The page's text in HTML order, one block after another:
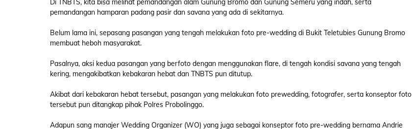
Di TNBTS, kita bisa melihat pemandangan alam Gunung Bromo dan Gunung Semeru yang indah, serta
pemandangan hamparan padang pasir dan savana yang ada di sekitarnya.
Belum lama ini, sepasang pasangan yang tengah melakukan foto pre-wedding di Bukit Teletubies Gunung Bromo
membuat heboh masyarakat.
Pasalnya, aksi kedua pasangan yang berfoto dengan menggunakan flare, di tengah kondisi savana yang tengah
kering, mengakibatkan kebakaran hebat dan TNBTS pun ditutup.
Akibat dari kebakaran hebat tersebut, pasangan yang melakukan foto prewedding, fotografer, serta konseptor foto
tersebut pun ditangkap pihak Polres Probolinggo.
Adapun sang manajer Wedding Organizer (WO) yang juga sebagai konseptor foto pre-wedding bernama Andrie